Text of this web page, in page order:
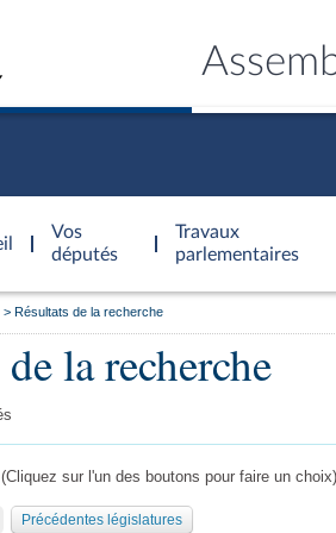
Vos
députés
Travaux
parlementaires
Résultats de la recherche
la recherche
(Cliquez sur l'un des boutons pour faire un choix)
Précédentes législatures